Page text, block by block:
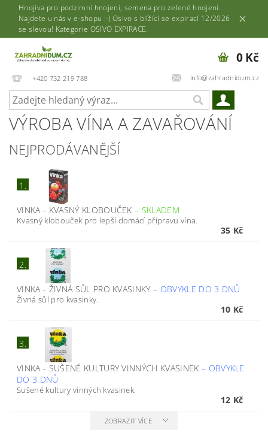
Hnojiva pro podzimní hnojení, semena pro zelené hnojení.
Najdete u nás v e-shopu :-) Osivo s blížící se expirací 12/2026
se slevou! Kategorie OSIVO EXPIRACE.
+420 732 219 788 info@zahradnidum.cz
0 Kč
VÝROBA VÍNA A ZAVAŘOVÁNÍ
NEJPRODÁVANĚJŠÍ
1.
VINKA - KVASNÝ KLOBOUČEK– SKLADEM
Kvasný klobouček pro lepší domácí přípravu vína.
35 Kč
2.
VINKA - ŽIVNÁ SŮL PRO KVASINKY– OBVYKLE DO 3 DNŮ
Živná sůl pro kvasinky.
10 Kč
3.
VINKA - SUŠENÉ KULTURY VINNÝCH KVASINEK – OBVYKLE
DO 3 DNŮ
Sušené kultury vinných kvasinek.
12 Kč
ZOBRAZIT VÍCE